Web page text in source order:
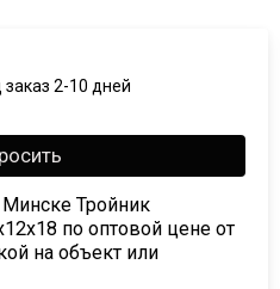
заказ 2-10 дней
Тройник
по оптовой цене от
на объект или